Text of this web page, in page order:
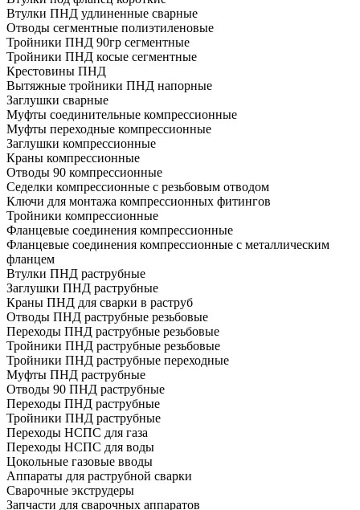
Втулки ПНД удлиненные сварные
Отводы сегментные полиэтиленовые
Тройники ПНД 90гр сегментные
Тройники ПНД косые сегментные
Крестовины ПНД
Вытяжные тройники ПНД напорные
Заглушки сварные
Муфты соединительные компрессионные
Муфты переходные компрессионные
Заглушки компрессионные
Краны компрессионные
Отводы 90 компрессионные
Седелки компрессионные с резьбовым отводом
Ключи для монтажа компрессионных фитингов
Тройники компрессионные
Фланцевые соединения компрессионные
Фланцевые соединения компрессионные с металлическим
фланцем
Втулки ПНД раструбные
Заглушки ПНД раструбные
Краны ПНД для сварки в раструб
Отводы ПНД раструбные резьбовые
Переходы ПНД раструбные резьбовые
Тройники ПНД раструбные резьбовые
Тройники ПНД раструбные переходные
Муфты ПНД раструбные
Отводы 90 ПНД раструбные
Переходы ПНД раструбные
Тройники ПНД раструбные
Переходы НСПС для газа
Переходы НСПС для воды
Цокольные газовые вводы
Аппараты для раструбной сварки
Сварочные экструдеры
Запчасти для сварочных аппаратов